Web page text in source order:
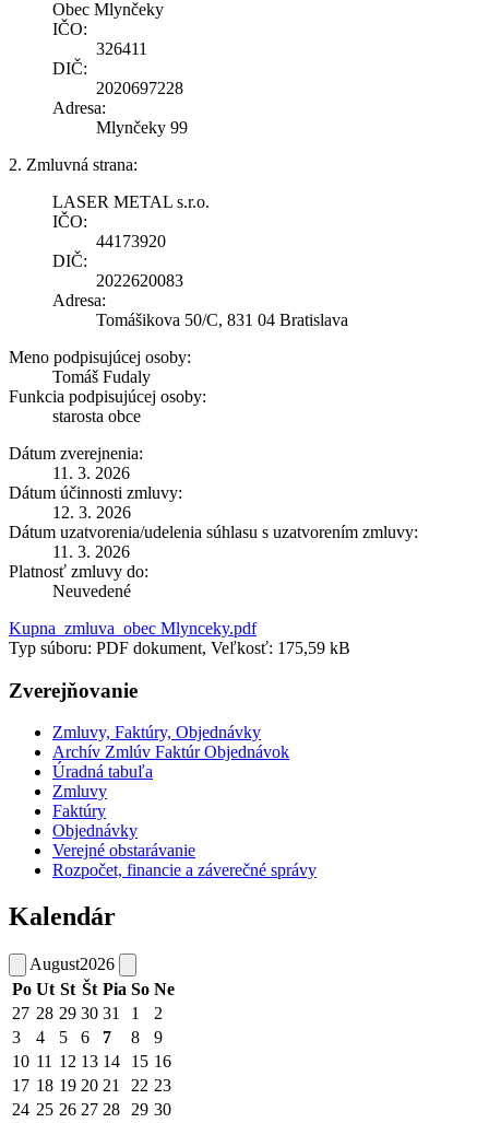
Obec Mlynčeky
IČO:
326411
DIČ:
2020697228
Adresa:
Mlynčeky 99
2. Zmluvná strana:
LASER METAL s.r.o.
IČO:
44173920
DIČ:
2022620083
Adresa:
Tomášikova 50/C, 831 04 Bratislava
Meno podpisujúcej osoby:
Tomáš Fudaly
Funkcia podpisujúcej osoby:
starosta obce
Dátum zverejnenia:
11. 3. 2026
Dátum účinnosti zmluvy:
12. 3. 2026
Dátum uzatvorenia/udelenia súhlasu s uzatvorením zmluvy:
11. 3. 2026
Platnosť zmluvy do:
Neuvedené
Kupna_zmluva_obec Mlynceky.pdf
Typ súboru: PDF dokument, Veľkosť: 175,59 kB
Zverejňovanie
Zmluvy, Faktúry, Objednávky
Archív Zmlúv Faktúr Objednávok
Úradná tabuľa
Zmluvy
Faktúry
Objednávky
Verejné obstarávanie
Rozpočet, financie a záverečné správy
Kalendár
August2026
Po Ut St Št Pia So Ne
27 28 29 30 31 1
2
3
4 5 6 7 8
9
10 11 12 13 14 15 16
17 18 19 20 21 22 23
24 25 26 27 28 29 30